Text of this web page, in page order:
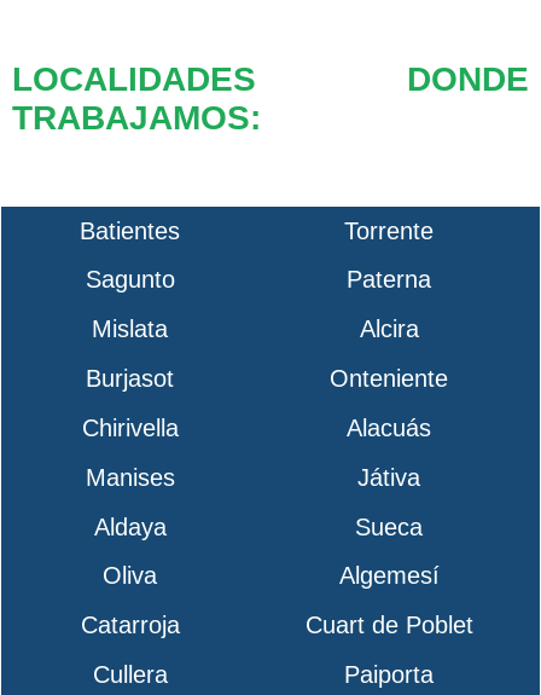
LOCALIDADES DONDE
TRABAJAMOS:
Batientes
Torrente
Sagunto
Paterna
Mislata
Alcira
Burjasot
Onteniente
Chirivella
Alacuás
Manises
Játiva
Aldaya
Sueca
Oliva
Algemesí
Catarroja
Cuart de Poblet
Cullera
Paiporta